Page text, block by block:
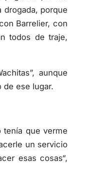
drogada, porque
Barrelier, con
todos de traje,
aunque
ese lugar.
tenía que verme
un servicio
esas cosas“,